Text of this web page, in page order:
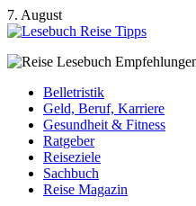
Zum
Inhalt
7. August
Lesebuch Reise Tipps
Belletristik
Geld, Beruf, Karriere
Gesundheit & Fitness
Ratgeber
Reiseziele
Sachbuch
Reise Magazin